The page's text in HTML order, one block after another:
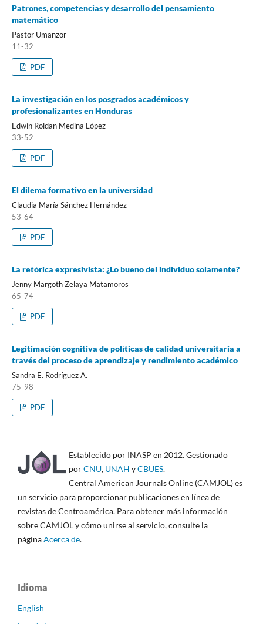
Patrones, competencias y desarrollo del pensamiento
matemático
Pastor Umanzor
11-32
PDF
La investigación en los posgrados académicos y
profesionalizantes en Honduras
Edwin Roldan Medina López
33-52
PDF
El dilema formativo en la universidad
Claudia María Sánchez Hernández
53-64
PDF
La retórica expresivista: ¿Lo bueno del individuo solamente?
Jenny Margoth Zelaya Matamoros
65-74
PDF
Legitimación cognitiva de políticas de calidad universitaria a
través del proceso de aprendizaje y rendimiento académico
Sandra E. Rodríguez A.
75-98
PDF
Establecido por INASP en 2012. Gestionado
porCNU, UNAH yCBUES.
Central American Journals Online (CAMJOL) es
un servicio para proporcionar publicaciones en línea de
revistas de Centroamérica. Para obtener más información
sobre CAMJOL y cómo unirse al servicio, consulte la
páginaAcerca de.
Idioma
English